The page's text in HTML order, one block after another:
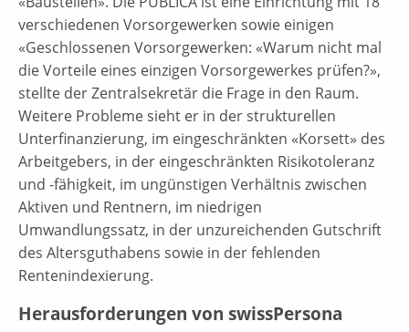
verschiedenen Vorsorgewerken sowie einigen
«Geschlossenen Vorsorgewerken: «Warum nicht mal
die Vorteile eines einzigen Vorsorgewerkes prüfen?»,
stellte der Zentralsekretär die Frage in den Raum.
Weitere Probleme sieht er in der strukturellen
Unterfinanzierung, im eingeschränkten «Korsett» des
Arbeitgebers, in der eingeschränkten Risikotoleranz
und -fähigkeit, im ungünstigen Verhältnis zwischen
Aktiven und Rentnern, im niedrigen
Umwandlungssatz, in der unzureichenden Gutschrift
des Altersguthabens sowie in der fehlenden
Rentenindexierung.
Herausforderungen von swissPersona